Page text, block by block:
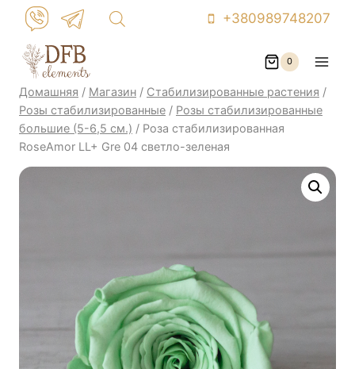
Перейти
контенту
+380989748207
0
Домашняя / Магазин / Стабилизированные растения /
Розы стабилизированные / Розы стабилизированные
большие (5-6,5 см.) / Роза стабилизированная
RoseAmor LL+ Gre 04 светло-зеленая